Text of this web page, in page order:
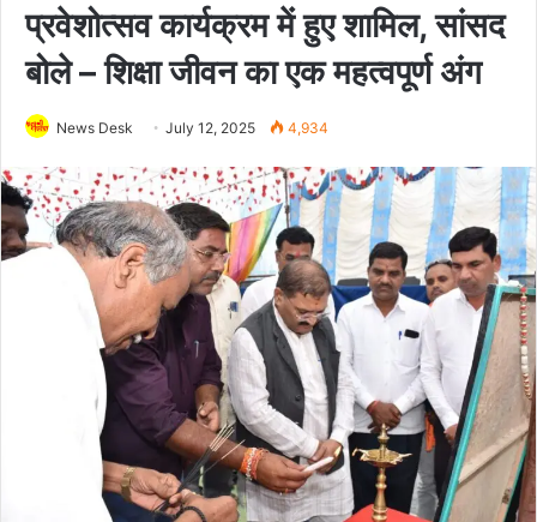
प्रवेशोत्सव कार्यक्रम में हुए शामिल, सांसद
बोले – शिक्षा जीवन का एक महत्वपूर्ण अंग
News Desk July 12, 2025 4,934